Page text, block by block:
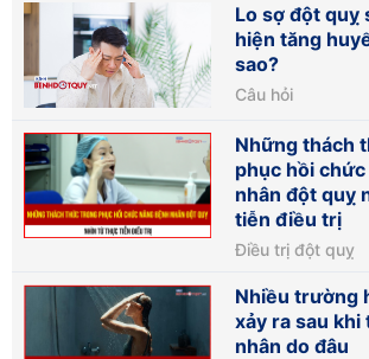
Lo sợ đột quỵ
hiện tăng
sao?
Câu hỏi
Những thách
phục hồi
nhân đột quỵ
tiễn điều trị
Điều trị đột quỵ
Nhiều trường
xảy ra sau khi
nhân do đâu